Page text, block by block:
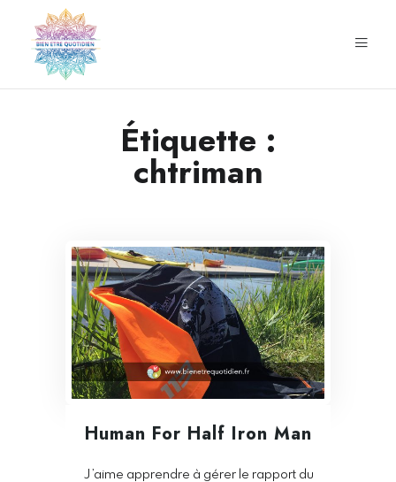
Étiquette :
chtriman
Human For Half Iron Man
J’aime apprendre à gérer le rapport du